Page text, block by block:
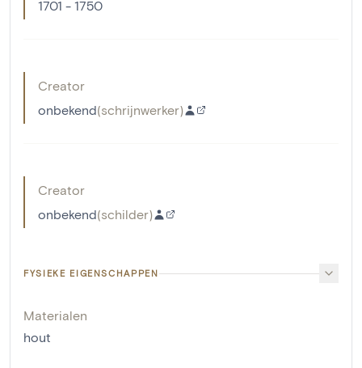
1701 - 1750
Creator
onbekend(schrijnwerker)
Creator
onbekend(schilder)
FYSIEKE EIGENSCHAPPEN
Materialen
hout